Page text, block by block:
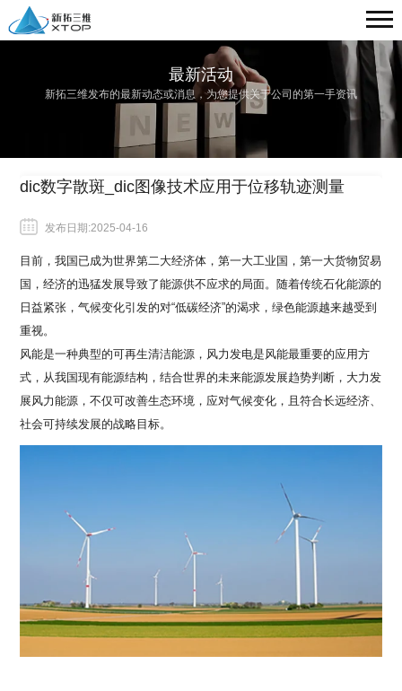
最新活动
新拓三维发布的最新动态或消息，为您提供关于公司的第一手资讯
dic数字散斑_dic图像技术应用于位移轨迹测量
发布日期:2025-04-16
目前，我国已成为世界第二大经济体，第一大工业国，第一大货物贸易
国，经济的迅猛发展导致了能源供不应求的局面。随着传统石化能源的
日益紧张，气候变化引发的对“低碳经济”的渴求，绿色能源越来越受到
重视。
风能是一种典型的可再生清洁能源，风力发电是风能最重要的应用方
式，从我国现有能源结构，结合世界的未来能源发展趋势判断，大力发
展风力能源，不仅可改善生态环境，应对气候变化，且符合长远经济、
社会可持续发展的战略目标。